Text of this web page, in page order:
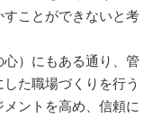
ことができないと考
）にもある通り、管
た職場づくりを行う
ントを高め、信頼に